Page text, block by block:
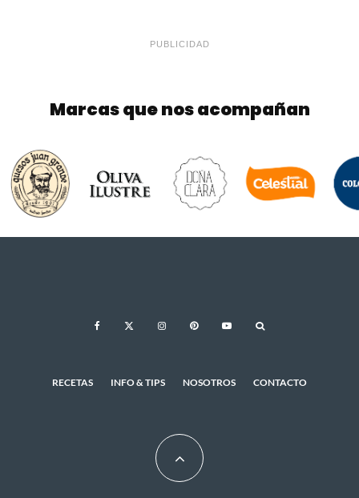
PUBLICIDAD
Marcas que nos acompañan
RECETAS INFO & TIPS NOSOTROS CONTACTO